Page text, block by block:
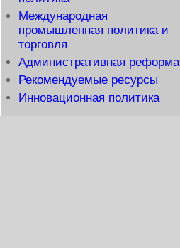
Международная
промышленная политика и
торговля
Административная реформа
Рекомендуемые ресурсы
Инновационная политика